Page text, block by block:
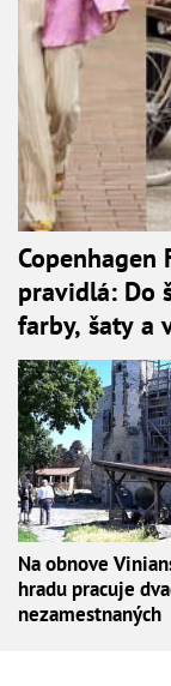
Copenhagen
pravidlá: Do
farby, šaty a
Na obnove
hradu pracuje
nezamestnaných